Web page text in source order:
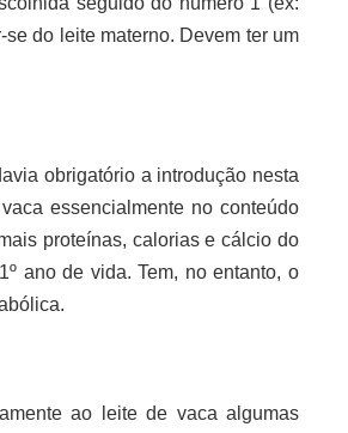
do leite materno. Devem ter um
obrigatório a introdução nesta
essencialmente no conteúdo
proteínas, calorias e cálcio do
ano de vida. Tem, no entanto, o
ao leite de vaca algumas